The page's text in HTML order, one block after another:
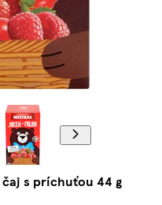
s príchuťou 44 g